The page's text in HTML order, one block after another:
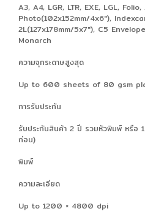
A3, A4, LGR, LTR, EXE, LGL,
Photo(102x152mm/4x6"),
2L(127x178mm/5x7"), C5
Monarch
ความจุกระดาษสูงสุด
Up to 600 sheets of 80 gsm
การรับประกัน
รับประกันสินค้า 2 ปี รวมหัวพิมพ์ หรือ
ก่อน)
พิมพ์
ความละเอียด
Up to 1200 × 4800 dpi